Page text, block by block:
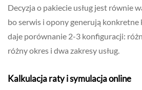
Decyzja o pakiecie usług jest równie
bo serwis i opony generują konkretne
daje porównanie 2-3 konfiguracji:
różny okres i dwa zakresy usług.
Kalkulacja raty i symulacja online